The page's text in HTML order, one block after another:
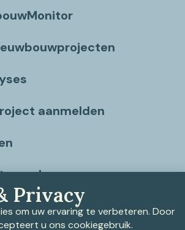
aanmelden
Privacy
om uw ervaring te verbeteren. Door
u ons cookiegebruik.